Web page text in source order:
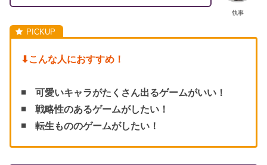
執事
⬇︎こんな人におすすめ！
◾️ 可愛いキャラがたくさん出るゲームがいい！
◾️ 戦略性のあるゲームがしたい！
◾️ 転生もののゲームがしたい！